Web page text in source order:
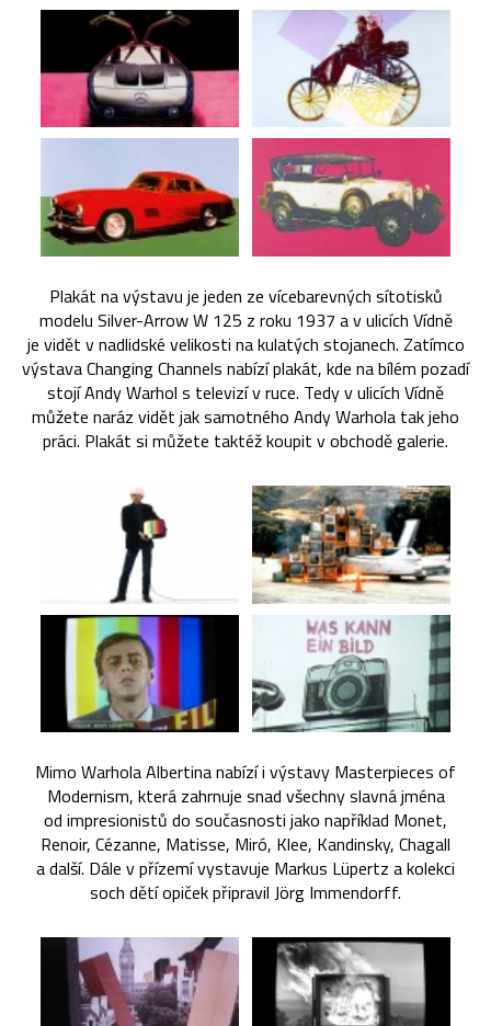
Plakát na výstavu je jeden ze vícebarevných sítotisků
modelu Silver-Arrow W 125 z roku 1937 a v ulicích Vídně
je vidět v nadlidské velikosti na kulatých stojanech. Zatímco
výstava Changing Channels nabízí plakát, kde na bílém pozadí
stojí Andy Warhol s televizí v ruce. Tedy v ulicích Vídně
můžete naráz vidět jak samotného Andy Warhola tak jeho
práci. Plakát si můžete taktéž koupit v obchodě galerie.
Mimo Warhola Albertina nabízí i výstavy Masterpieces of
Modernism, která zahrnuje snad všechny slavná jména
od impresionistů do současnosti jako například Monet,
Renoir, Cézanne, Matisse, Miró, Klee, Kandinsky, Chagall
a další. Dále v přízemí vystavuje Markus Lüpertz a kolekci
soch dětí opiček připravil Jörg Immendorff.